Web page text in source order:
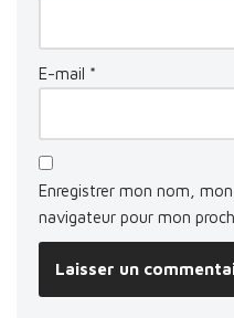
E-mail *
Enregistrer mon nom,
navigateur pour mon